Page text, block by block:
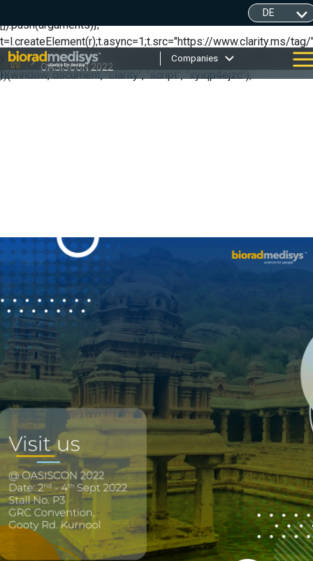
(function(c,l,a,r,i,t,y){ c[a]=c[a]||function(){(c[a].q=c[a].q||
[]).push(arguments)};
t=l.createElement(r);t.async=1;t.src="https://www.clarity.ms/tag/
y=l.getElementsByTagName(r)[0];y.parentNode.insertBefore(t,y);
})(window, document, "clarity", "script", "xyiqp4ejzc");
Companies
OASISCON 2022